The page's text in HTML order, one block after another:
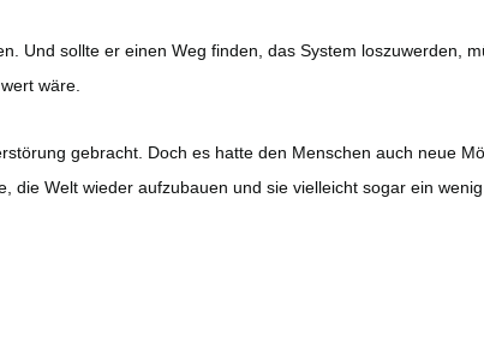
Und sollte er einen Weg finden, das System loszuwerden,
wäre.
gebracht. Doch es hatte den Menschen auch neue
die Welt wieder aufzubauen und sie vielleicht sogar ein